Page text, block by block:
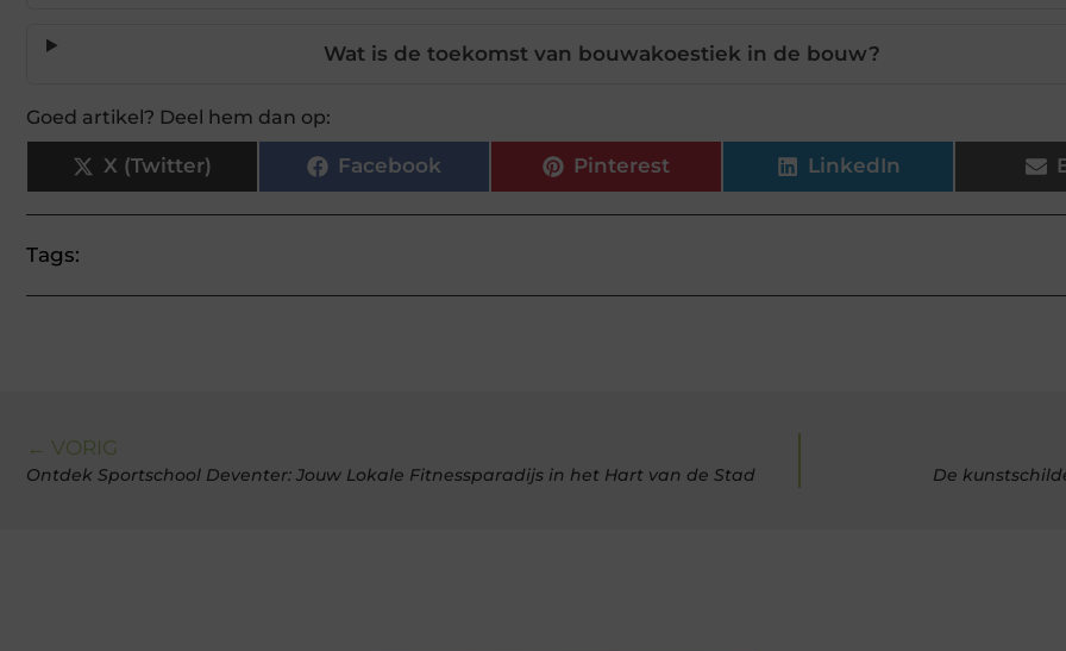
Wat is de toekomst van bouwakoestiek in de bouw?
Goed artikel? Deel hem dan op:
X (Twitter) Facebook Pinterest LinkedIn
Tags:
← VORIG
Ontdek Sportschool Deventer: Jouw Lokale Fitnessparadijs in het Hart van de Stad De